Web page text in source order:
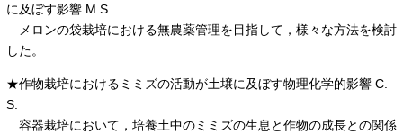
に及ぼす影響 M.S.
メロンの袋栽培における無農薬管理を目指して，様々な方法を検討
した。
★作物栽培におけるミミズの活動が土壌に及ぼす物理化学的影響 C.
S.
容器栽培において，培養土中のミミズの生息と作物の成長との関係